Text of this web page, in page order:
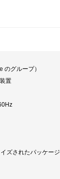
のグループ）
置
ズされたパッケージ